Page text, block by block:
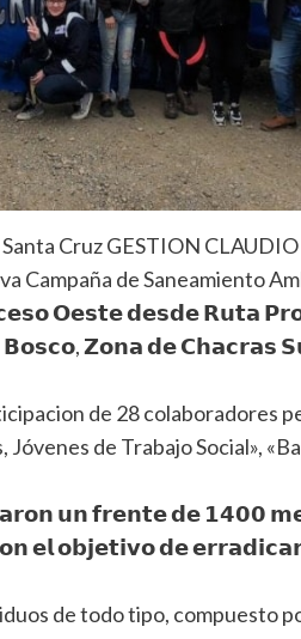
Cruz GESTION
Campaña de Saneamiento
𝗢𝗲𝘀𝘁𝗲 𝗱𝗲𝘀𝗱𝗲 𝗥𝘂𝘁𝗮
𝗭𝗼𝗻𝗮 𝗱𝗲 𝗖𝗵𝗮𝗰𝗿𝗮𝘀
de 28 colaboradores
de Trabajo Social»,
𝘂𝗻 𝗳𝗿𝗲𝗻𝘁𝗲 𝗱𝗲 𝟭𝟰𝟬𝟬
𝗲𝗹 𝗼𝗯𝗷𝗲𝘁𝗶𝘃𝗼 𝗱𝗲
de todo tipo, compuesto